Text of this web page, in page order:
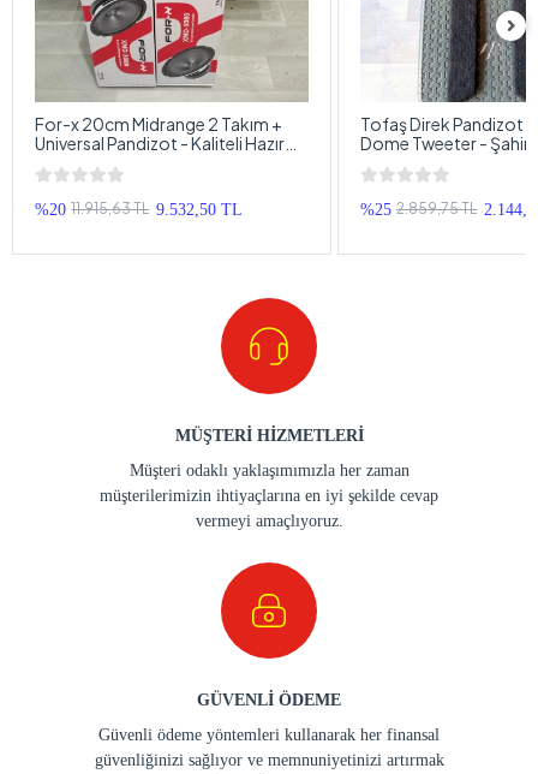
For-x 20cm Midrange 2 Takım +
Universal Pandizot - Kaliteli Hazır
Tesisat
%20 11.915,63 TL 9.532,50 TL
Tofaş Direk Pandizot
Dome Tweeter - Şahin
Direk Pandizot
%25 2.859,75 TL
MÜŞTERİ HİZMETLERİ
Müşteri odaklı yaklaşımımızla her zaman
müşterilerimizin ihtiyaçlarına en iyi şekilde cevap
vermeyi amaçlıyoruz.
GÜVENLİ ÖDEME
Güvenli ödeme yöntemleri kullanarak her finansal
güvenliğinizi sağlıyor ve memnuniyetinizi artırmak